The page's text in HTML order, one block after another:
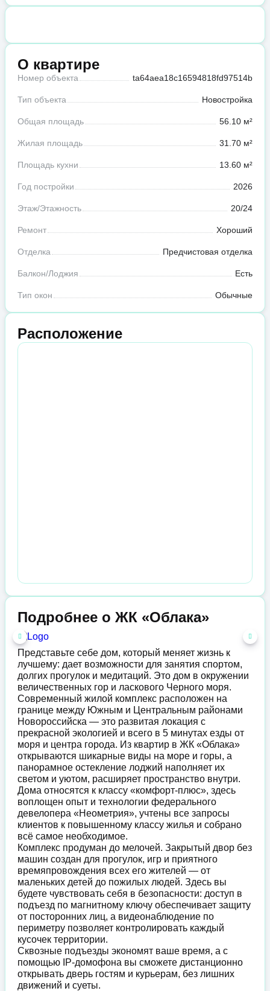
О квартире
Номер объекта ta64aea18c16594818fd97514b
Тип объекта Новостройка
Общая площадь 56.10 м²
Жилая площадь 31.70 м²
Площадь кухни 13.60 м²
Год постройки 2026
Этаж/Этажность 20/24
Ремонт Хороший
Отделка Предчистовая отделка
Балкон/Лоджия Есть
Тип окон Обычные
Расположение
Подробнее о ЖК «Облака»
Представьте себе дом, который меняет жизнь к
лучшему: дает возможности для занятия спортом,
долгих прогулок и медитаций. Это дом в окружении
величественных гор и ласкового Черного моря.
Современный жилой комплекс расположен на
границе между Южным и Центральным районами
Новороссийска — это развитая локация с
прекрасной экологией и всего в 5 минутах езды от
моря и центра города. Из квартир в ЖК «Облака»
открываются шикарные виды на море и горы, а
панорамное остекление лоджий наполняет их
светом и уютом, расширяет пространство внутри.
Дома относятся к классу «комфорт-плюс», здесь
воплощен опыт и технологии федерального
девелопера «Неометрия», учтены все запросы
клиентов к повышенному классу жилья и собрано
всё самое необходимое.
Комплекс продуман до мелочей. Закрытый двор без
машин создан для прогулок, игр и приятного
времяпровождения всех его жителей — от
маленьких детей до пожилых людей. Здесь вы
будете чувствовать себя в безопасности: доступ в
подъезд по магнитному ключу обеспечивает защиту
от посторонних лиц, а видеонаблюдение по
периметру позволяет контролировать каждый
кусочек территории.
Сквозные подъезды экономят ваше время, а с
помощью IP-домофона вы сможете дистанционно
открывать дверь гостям и курьерам, без лишних
движений и суеты.